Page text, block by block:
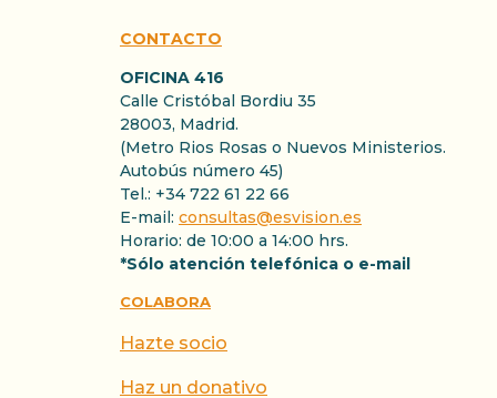
CONTACTO
OFICINA 416
Calle Cristóbal Bordiu 35
28003, Madrid.
(Metro Rios Rosas o Nuevos Ministerios.
Autobús número 45)
Tel.: +34 722 61 22 66
E-mail: consultas@esvision.es
Horario: de 10:00 a 14:00 hrs.
*Sólo atención telefónica o e-mail
COLABORA
Hazte socio
Haz un donativo